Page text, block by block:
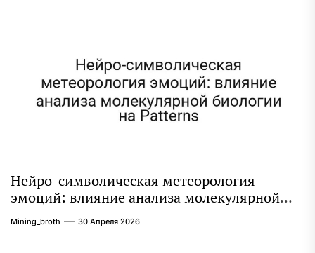
Нейро-символическая метеорология
эмоций: влияние анализа молекулярной
биологии на Patterns
Mining_broth 30 Апреля 2026